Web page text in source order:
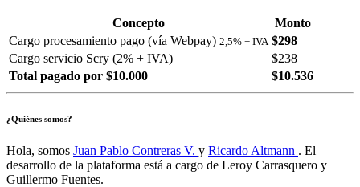
Concepto
Monto
Cargo procesamiento pago (vía Webpay) 2,5% + IVA $298
Cargo servicio Scry (2% + IVA)
$238
Total pagado por $10.000
$10.536
¿Quiénes somos?
Hola, somos Juan Pablo Contreras V. y Ricardo Altmann . El
desarrollo de la plataforma está a cargo de Leroy Carrasquero y
Guillermo Fuentes.